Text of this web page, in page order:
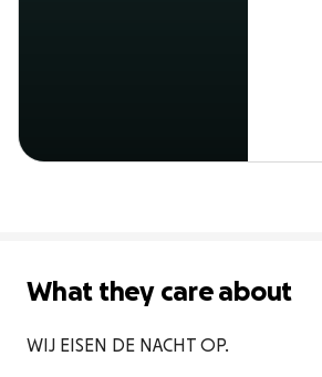
What they care about
WIJ EISEN DE NACHT OP.